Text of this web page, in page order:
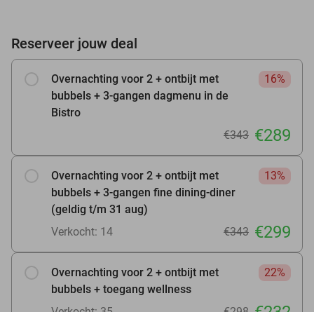
Reserveer jouw deal
Overnachting voor 2 + ontbijt met
bubbels + 3-gangen dagmenu in de
Bistro
16%
€343 €289
Overnachting voor 2 + ontbijt met
bubbels + 3-gangen fine dining-diner
(geldig t/m 31 aug)
13%
Verkocht: 14 €343 €299
Overnachting voor 2 + ontbijt met
bubbels + toegang wellness
22%